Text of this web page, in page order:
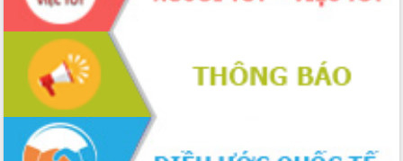
Chuyển đổi số 'mở đường' cho nông
nghiệp Đắk Lắk tăng trưởng bứt phá
Triển khai đồng bộ đo đạc, lập hồ sơ
địa chính, hoàn thiện cơ sở dữ liệu đất
đai
Ứng dụng sinh trắc học - Bước tiến
trong hành trình chuyển đổi số tại Đắk
Lắk